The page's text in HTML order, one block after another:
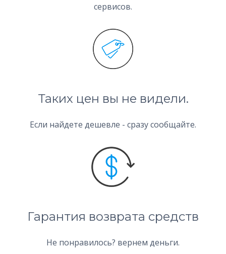
сервисов.
Таких цен вы не видели.
Если найдете дешевле - сразу сообщайте.
Гарантия возврата средств
Не понравилось? вернем деньги.